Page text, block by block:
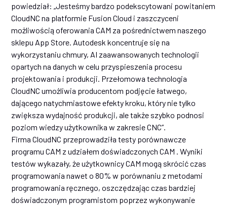
powiedział: „Jesteśmy bardzo podekscytowani powitaniem
CloudNC na platformie Fusion Cloud i zaszczyceni
możliwością oferowania CAM za pośrednictwem naszego
sklepu App Store. Autodesk koncentruje się na
wykorzystaniu chmury, AI zaawansowanych technologii
opartych na danych w celu przyspieszenia procesu
projektowania i produkcji. Przełomowa technologia
CloudNC umożliwia producentom podjęcie łatwego,
dającego natychmiastowe efekty kroku, który nie tylko
zwiększa wydajność produkcji, ale także szybko podnosi
poziom wiedzy użytkownika w zakresie CNC”.
Firma CloudNC przeprowadziła testy porównawcze
programu CAM z udziałem doświadczonych CAM . Wyniki
testów wykazały, że użytkownicy CAM mogą skrócić czas
programowania nawet o 80% w porównaniu z metodami
programowania ręcznego, oszczędzając czas bardziej
doświadczonym programistom poprzez wykonywanie